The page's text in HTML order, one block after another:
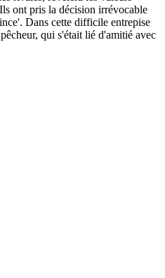
ont pris la décision irrévocable
Dans cette difficile entrepise
qui s'était lié d'amitié avec